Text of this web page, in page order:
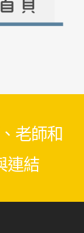
老師和
連結